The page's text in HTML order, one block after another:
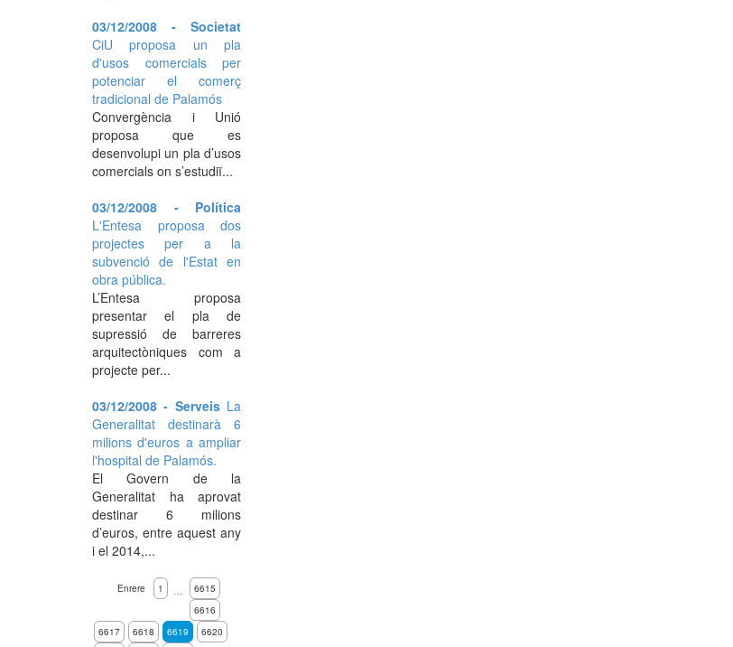
03/12/2008 - Societat
CiU proposa un pla
d'usos comercials per
potenciar el comerç
tradicional de Palamós
Convergència i Unió
proposa que es
desenvolupi un pla d’usos
comercials on s’estudiï...
03/12/2008 - Política
L'Entesa proposa dos
projectes per a la
subvenció de l'Estat en
obra pública.
L’Entesa proposa
presentar el pla de
supressió de barreres
arquitectòniques com a
projecte per...
03/12/2008 - Serveis La
Generalitat destinarà 6
milions d'euros a ampliar
l'hospital de Palamós.
El Govern de la
Generalitat ha aprovat
destinar 6 milions
d’euros, entre aquest any
i el 2014,...
Enrere 1 …
6615
6616
6617
6618 6619 6620